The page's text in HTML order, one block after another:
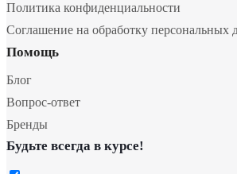
Политика конфиденциальности
Соглашение на обработку персональных
Помощь
Блог
Вопрос-ответ
Бренды
Будьте всегда в курсе!